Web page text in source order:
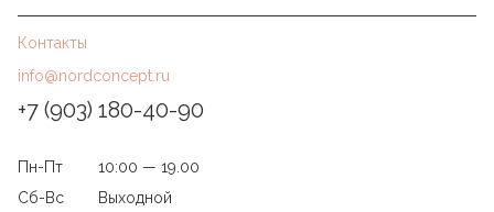
Контакты
info@nordconcept.ru
+7 (903) 180-40-90
Пн-Пт
10:00 — 19.00
Сб-Вс
Выходной